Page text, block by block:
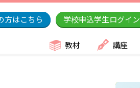
方はこちら 学校申込学生ログイン
教材 講座